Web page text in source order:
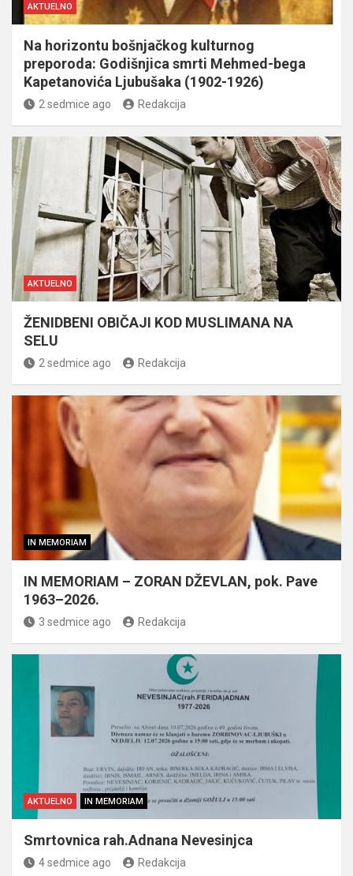
AKTUELNO
Na horizontu bošnjačkog kulturnog
preporoda: Godišnjica smrti Mehmed-bega
Kapetanovića Ljubušaka (1902-1926)
2 sedmice ago Redakcija
AKTUELNO
ŽENIDBENI OBIČAJI KOD MUSLIMANA NA
SELU
2 sedmice ago Redakcija
IN MEMORIAM
IN MEMORIAM – ZORAN DŽEVLAN, pok. Pave
1963–2026.
3 sedmice ago Redakcija
AKTUELNO IN MEMORIAM
Smrtovnica rah.Adnana Nevesinjca
4 sedmice ago Redakcija